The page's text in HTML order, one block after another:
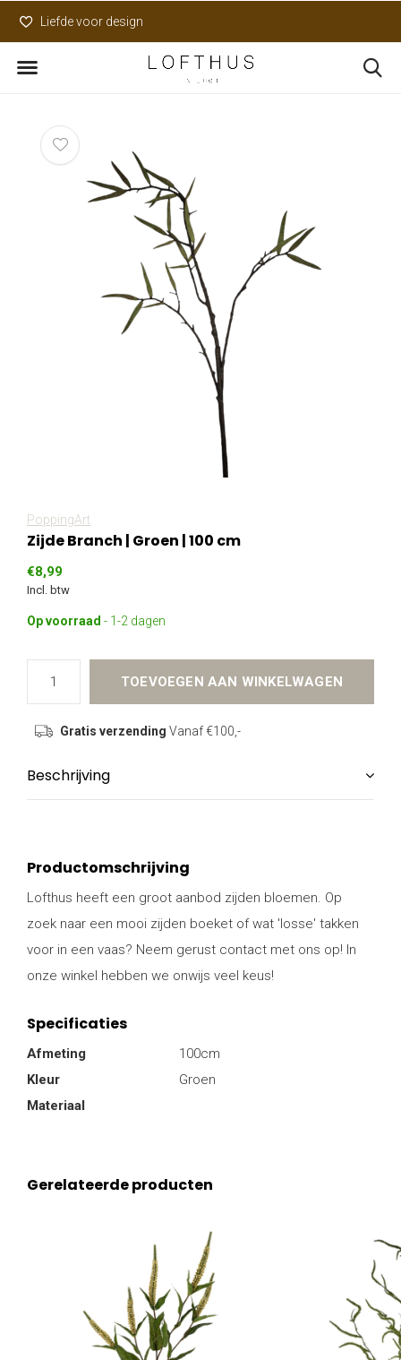
Liefde voor design
PoppingArt
Zijde Branch | Groen | 100 cm
€8,99
Incl. btw
Op voorraad - 1-2 dagen
TOEVOEGEN AAN WINKELWAGEN
Gratis verzending Vanaf €100,-
Beschrijving
Productomschrijving
Lofthus heeft een groot aanbod zijden bloemen. Op
zoek naar een mooi zijden boeket of wat 'losse' takken
voor in een vaas? Neem gerust contact met ons op! In
onze winkel hebben we onwijs veel keus!
Specificaties
Afmeting
100cm
Kleur
Groen
Materiaal
Gerelateerde producten